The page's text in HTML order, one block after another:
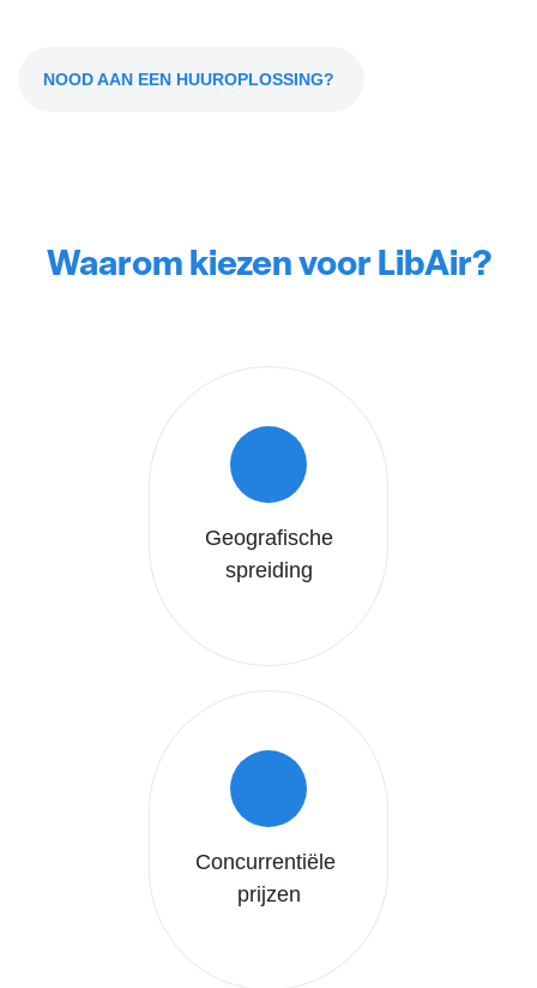
NOOD AAN EEN HUUROPLOSSING?
Waarom kiezen voor LibAir?
Geografische
spreiding
Concurrentiële
prijzen